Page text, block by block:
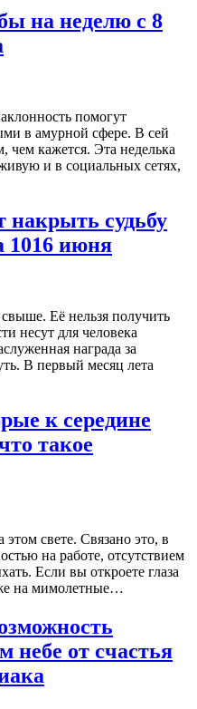
на неделю с 8
помогут
в амурной сфере. В сей
чем кажется. Эта неделька
и в социальных сетях,
накрыть судьбу
1016 июня
Её нельзя получить
несут для человека
награда за
В первый месяц лета
к середине
такое
свете. Связано это, в
на работе, отсутствием
Если вы откроете глаза
на мимолетные…
небе от счастья